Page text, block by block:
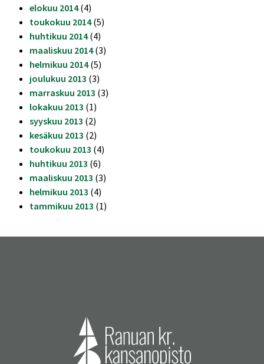
elokuu 2014(4)
toukokuu 2014(5)
huhtikuu 2014(4)
maaliskuu 2014(3)
helmikuu 2014(5)
joulukuu 2013 (3)
marraskuu 2013 (3)
lokakuu 2013 (1)
syyskuu 2013 (2)
kesäkuu 2013 (2)
toukokuu 2013 (4)
huhtikuu 2013 (6)
maaliskuu 2013 (3)
helmikuu 2013 (4)
tammikuu 2013 (1)